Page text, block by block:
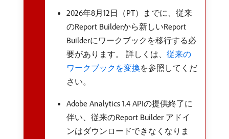
2026年8月12日（PT）までに、従来
のReport Builderから新しいReport
Builderにワークブックを移行する必
要があります。 詳しくは、 従来の
ワークブックを変換を参照してくだ
さい。
Adobe Analytics 1.4 APIの提供終了に
伴い、従来のReport Builder アドイ
ンはダウンロードできなくなりま